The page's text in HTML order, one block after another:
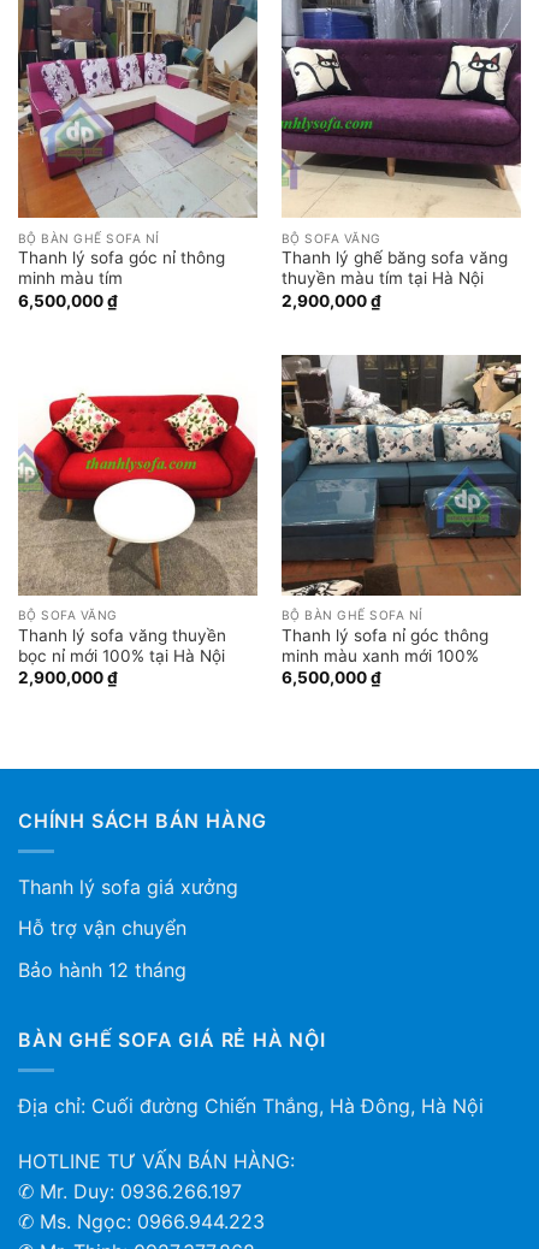
BỘ BÀN GHẾ SOFA NỈ
Thanh lý sofa góc nỉ thông
minh màu tím
6,500,000₫
BỘ SOFA VĂNG
Thanh lý ghế băng sofa văng
thuyền màu tím tại Hà Nội
2,900,000₫
BỘ SOFA VĂNG
Thanh lý sofa văng thuyền
bọc nỉ mới 100% tại Hà Nội
2,900,000₫
BỘ BÀN GHẾ SOFA NỈ
Thanh lý sofa nỉ góc thông
minh màu xanh mới 100%
6,500,000₫
CHÍNH SÁCH BÁN HÀNG
Thanh lý sofa giá xưởng
Hỗ trợ vận chuyển
Bảo hành 12 tháng
BÀN GHẾ SOFA GIÁ RẺ HÀ NỘI
Địa chỉ: Cuối đường Chiến Thắng, Hà Đông, Hà Nội
HOTLINE TƯ VẤN BÁN HÀNG:
✆ Mr. Duy: 0936.266.197
✆ Ms. Ngọc: 0966.944.223